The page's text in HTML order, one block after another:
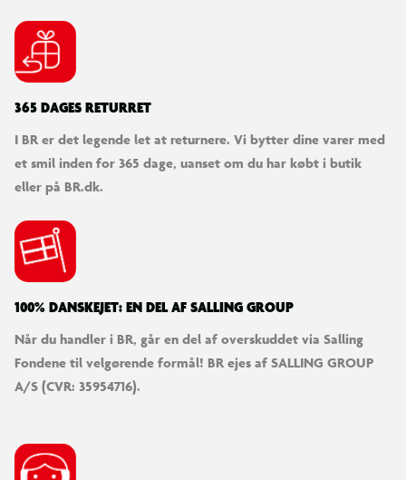
OBS! Varen er assorteret, og bestemt variant kan ikke
garanteres
365 DAGES RETURRET
I BR er det legende let at returnere. Vi bytter dine varer med
et smil inden for 365 dage, uanset om du har købt i butik
eller på BR.dk.
100% DANSKEJET: EN DEL AF SALLING GROUP
Når du handler i BR, går en del af overskuddet via Salling
Fondene til velgørende formål! BR ejes af SALLING GROUP
A/S (CVR: 35954716).